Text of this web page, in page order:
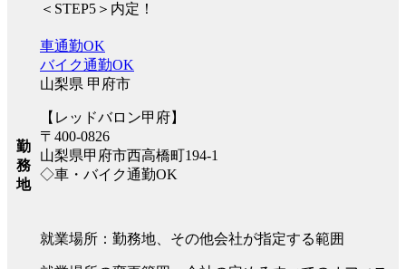
＜STEP5＞内定！
勤
務
地
車通勤OK
バイク通勤OK
山梨県 甲府市
【レッドバロン甲府】
〒400-0826
山梨県甲府市西高橋町194-1
◇車・バイク通勤OK
就業場所：勤務地、その他会社が指定する範囲